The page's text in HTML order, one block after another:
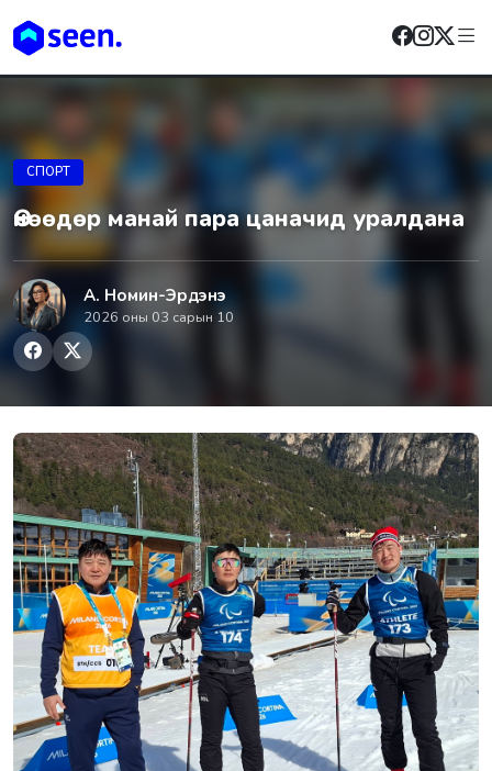
СПОРТ
Өнөөдөр манай пара цаначид уралдана
А. Номин-Эрдэнэ
2026 оны 03 сарын 10